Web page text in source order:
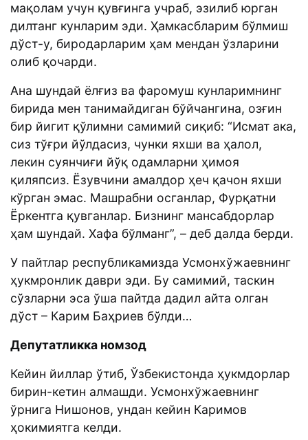
мақолам учун қувғинга учраб, эзилиб юрган
дилтанг кунларим эди. Ҳамкасбларим бўлмиш
дўст-у, биродарларим ҳам мендан ўзларини
олиб қочарди.
Ана шундай ёлғиз ва фаромуш кунларимнинг
бирида мен танимайдиган бўйчангина, озғин
бир йигит қўлимни самимий сиқиб: “Исмат ака,
сиз тўғри йўлдасиз, чунки яхши ва ҳалол,
лекин суянчиғи йўқ одамларни ҳимоя
қиляпсиз. Ёзувчини амалдор ҳеч қачон яхши
кўрган эмас. Машрабни осганлар, Фурқатни
Ёркентга қувганлар. Бизнинг мансабдорлар
ҳам шундай. Хафа бўлманг”, – деб далда берди.
У пайтлар республикамизда Усмонхўжаевнинг
ҳукмронлик даври эди. Бу самимий, таскин
сўзларни эса ўша пайтда дадил айта олган
дўст – Карим Баҳриев бўлди…
Депутатликка номзод
Кейин йиллар ўтиб, Ўзбекистонда ҳукмдорлар
бирин-кетин алмашди. Усмонхўжаевнинг
ўрнига Нишонов, ундан кейин Каримов
ҳокимиятга келди.